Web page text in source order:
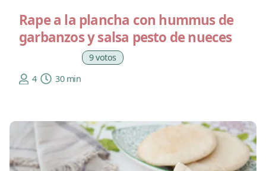
Rape a la plancha con hummus de
garbanzos y salsa pesto de nueces
9 votos
4
30 min